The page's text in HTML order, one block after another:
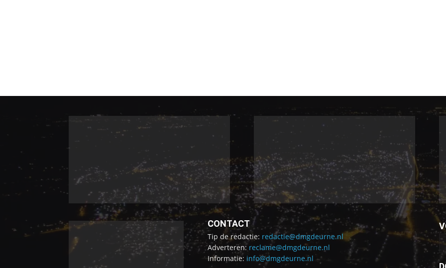
CONTACT
Tip de redactie: redactie@dmgdeurne.nl
Adverteren: reclame@dmgdeurne.nl
Informatie: info@dmgdeurne.nl